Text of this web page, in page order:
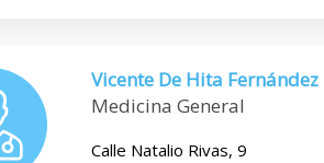
Vicente De Hita Fernández
Medicina General
Calle Natalio Rivas, 9